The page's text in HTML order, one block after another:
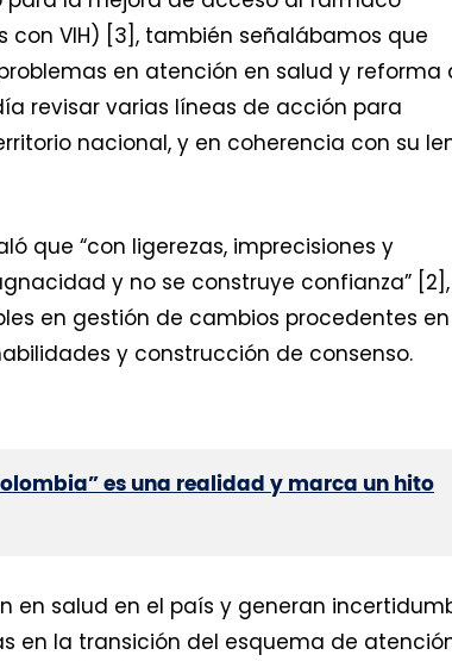
VIH) [3], también señalábamos que
en atención en salud y reforma
revisar varias líneas de acción para
nacional, y en coherencia con su
que “con ligerezas, imprecisiones y
y no se construye confianza”
en gestión de cambios procedentes en
y construcción de consenso.
es una realidad y marca un hito
en salud en el país y generan
en la transición del esquema de